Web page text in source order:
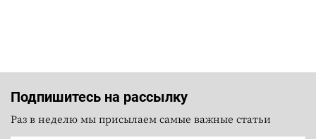
Подпишитесь на рассылку
Раз в неделю мы присылаем самые важные статьи